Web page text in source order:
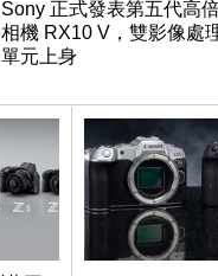
Sony 正式發表第五代高
相機 RX10 V，雙影像處
單元上身